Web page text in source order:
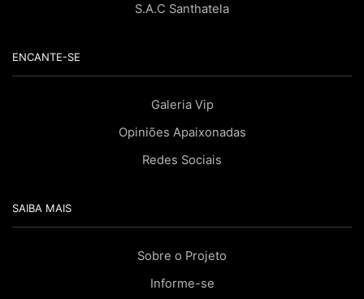
S.A.C Santhatela
ENCANTE-SE
Galeria Vip
Opiniões Apaixonadas
Redes Sociais
SAIBA MAIS
Sobre o Projeto
Informe-se